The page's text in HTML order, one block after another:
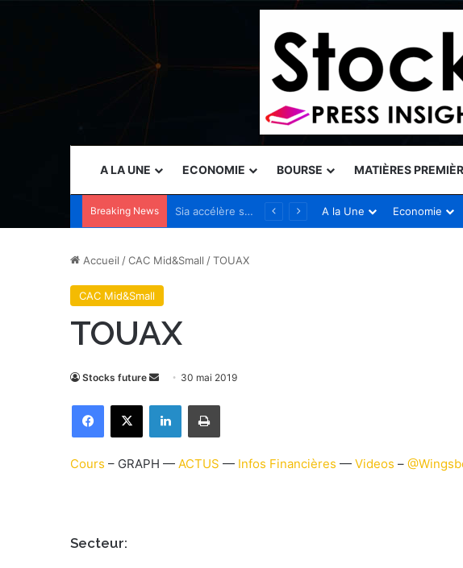
A LA UNE ECONOMIE BOURSE MATIÈRES
Breaking News Naser Taher, président et fondateur de MultiBank Group, a reçu le Prix d’excellence d’or des mains de Son Altesse Cheikh Nahyan bin Mubarak Al Nahyan récompensant son excellence dans les domaines de la FinTech, des actifs numériques et de la… A la Une Economie
Accueil /CAC Mid&Small /TOUAX
CAC Mid&Small
TOUAX
Stocks future
v
o
30 mai 2019
Cours – GRAPH — ACTUS — Infos Financières — Videos –
Secteur: